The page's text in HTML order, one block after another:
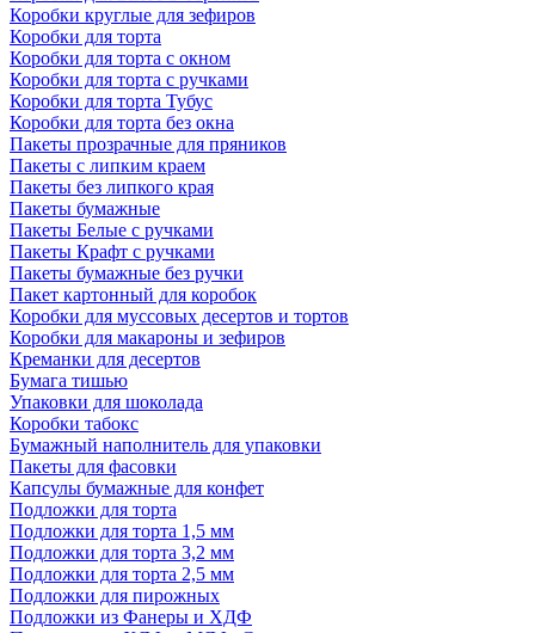
Коробки круглые для зефиров
Коробки для торта
Коробки для торта с окном
Коробки для торта с ручками
Коробки для торта Тубус
Коробки для торта без окна
Пакеты прозрачные для пряников
Пакеты с липким краем
Пакеты без липкого края
Пакеты бумажные
Пакеты Белые с ручками
Пакеты Крафт с ручками
Пакеты бумажные без ручки
Пакет картонный для коробок
Коробки для муссовых десертов и тортов
Коробки для макароны и зефиров
Креманки для десертов
Бумага тишью
Упаковки для шоколада
Коробки табокс
Бумажный наполнитель для упаковки
Пакеты для фасовки
Капсулы бумажные для конфет
Подложки для торта
Подложки для торта 1,5 мм
Подложки для торта 3,2 мм
Подложки для торта 2,5 мм
Подложки для пирожных
Подложки из Фанеры и ХДФ